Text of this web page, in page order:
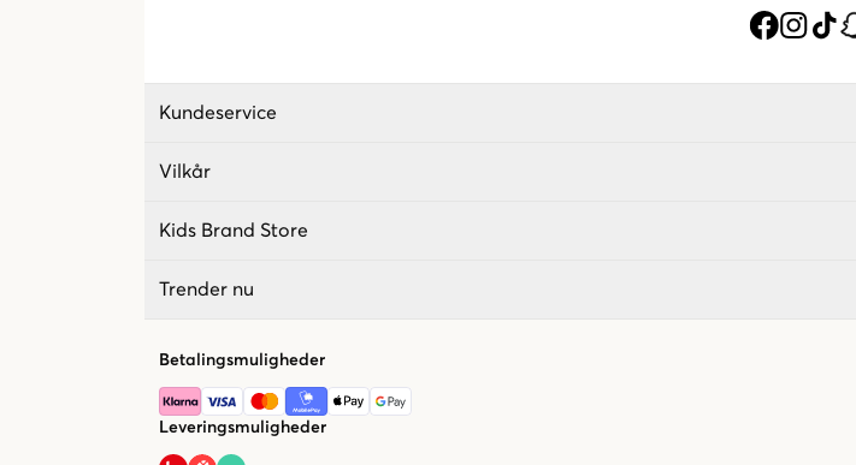
Kundeservice
Vilkår
Kids Brand Store
Trender nu
Betalingsmuligheder
Leveringsmuligheder